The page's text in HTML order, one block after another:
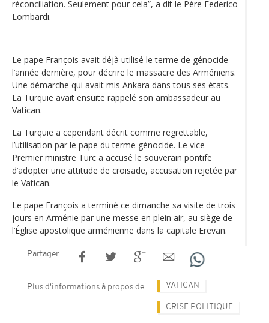
réconciliation. Seulement pour cela”, a dit le Père Federico
Lombardi.
Le pape François avait déjà utilisé le terme de génocide
l’année dernière, pour décrire le massacre des Arméniens.
Une démarche qui avait mis Ankara dans tous ses états.
La Turquie avait ensuite rappelé son ambassadeur au
Vatican.
La Turquie a cependant décrit comme regrettable,
l’utilisation par le pape du terme génocide. Le vice-
Premier ministre Turc a accusé le souverain pontife
d’adopter une attitude de croisade, accusation rejetée par
le Vatican.
Le pape François a terminé ce dimanche sa visite de trois
jours en Arménie par une messe en plein air, au siège de
l‘Église apostolique arménienne dans la capitale Erevan.
Partager
Plus d'informations à propos de VATICAN
CRISE POLITIQUE